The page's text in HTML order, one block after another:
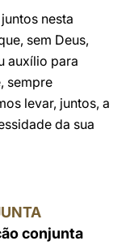
nesta
sem Deus,
auxílio para
sempre
levar, juntos, a
da sua
conjunta